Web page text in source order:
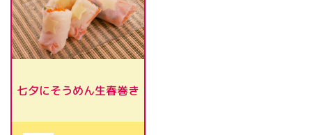
七夕にそうめん生春巻き